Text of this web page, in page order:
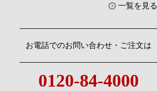
一覧を見る
お電話でのお問い合わせ・ご注文は
0120-84-4000